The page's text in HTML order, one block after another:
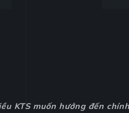
KTS muốn hướng đến